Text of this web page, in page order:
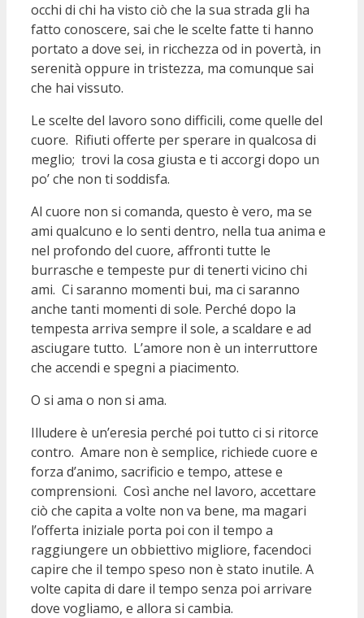
occhi di chi ha visto ciò che la sua strada gli ha
fatto conoscere, sai che le scelte fatte ti hanno
portato a dove sei, in ricchezza od in povertà, in
serenità oppure in tristezza, ma comunque sai
che hai vissuto.
Le scelte del lavoro sono difficili, come quelle del
cuore. Rifiuti offerte per sperare in qualcosa di
meglio; trovi la cosa giusta e ti accorgi dopo un
po’ che non ti soddisfa.
Al cuore non si comanda, questo è vero, ma se
ami qualcuno e lo senti dentro, nella tua anima e
nel profondo del cuore, affronti tutte le
burrasche e tempeste pur di tenerti vicino chi
ami. Ci saranno momenti bui, ma ci saranno
anche tanti momenti di sole. Perché dopo la
tempesta arriva sempre il sole, a scaldare e ad
asciugare tutto. L’amore non è un interruttore
che accendi e spegni a piacimento.
O si ama o non si ama.
Illudere è un’eresia perché poi tutto ci si ritorce
contro. Amare non è semplice, richiede cuore e
forza d’animo, sacrificio e tempo, attese e
comprensioni. Così anche nel lavoro, accettare
ciò che capita a volte non va bene, ma magari
l’offerta iniziale porta poi con il tempo a
raggiungere un obbiettivo migliore, facendoci
capire che il tempo speso non è stato inutile. A
volte capita di dare il tempo senza poi arrivare
dove vogliamo, e allora si cambia.